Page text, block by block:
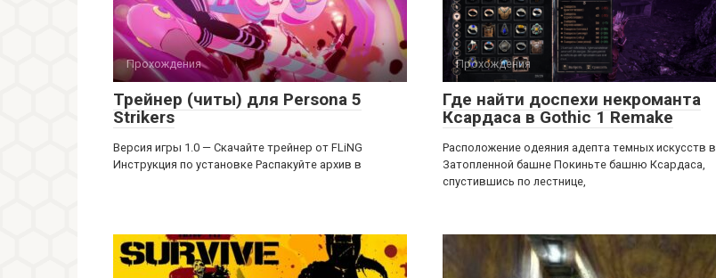
Прохождения
Трейнер (читы) для Persona 5
Strikers
Версия игры 1.0 — Скачайте трейнер от FLiNG
Инструкция по установке Распакуйте архив в
Прохождения
Где найти доспехи некроманта
Ксардаса в Gothic 1 Remake
Расположение одеяния адепта темных искусств в
Затопленной башне Покиньте башню Ксардаса,
спустившись по лестнице,